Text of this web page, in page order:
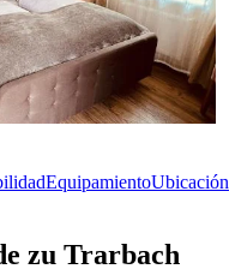
EquipamientoUbicación
zu Trarbach